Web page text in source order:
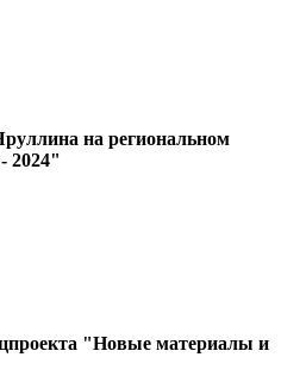
на региональном
2024"
"Новые материалы и